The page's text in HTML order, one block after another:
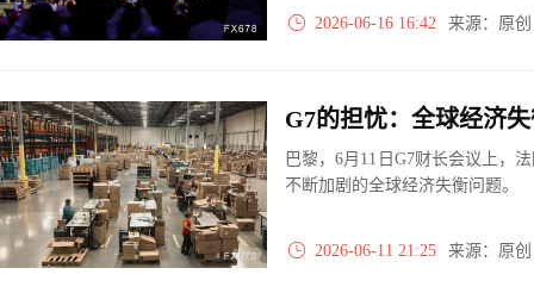
2026-06-16 16:42 来源：原
G7的担忧：全球经济
巴黎，6月11日G7财长会议上，
不断加剧的全球经济失衡问题。
2026-06-11 21:25 来源：原